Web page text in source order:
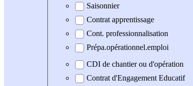
Saisonnier
Contrat apprentissage
Cont. professionnalisation
Prépa.opérationnel.emploi
CDI de chantier ou d'opération
Contrat d'Engagement Educatif